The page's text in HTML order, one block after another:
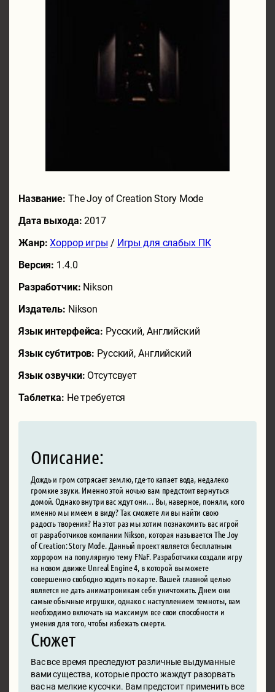
Название: The Joy of Creation Story Mode
Дата выхода:2017
Жанр: Хоррор игры / Игры для слабых ПК
Версия: 1.4.0
Разработчик: Nikson
Издатель: Nikson
Язык интерфейса: Русский, Английский
Язык субтитров: Русский, Английский
Язык озвучки: Отсутсвует
Таблетка: Не требуется
Описание:
Дождь и гром сотрясает землю, где-то капает вода, недалеко
громкие звуки. Именно этой ночью вам предстоит вернуться
домой. Однако внутри вас ждут они… Вы, наверное, поняли, кого
именно мы имеем в виду? Так сможете ли вы найти свою
радость творения? На этот раз мы хотим познакомить вас игрой
от разработчиков компании Nikson, которая называется The Joy
of Creation: Story Mode. Данный проект является бесплатным
хоррором на популярную тему FNaF. Разработчики создали игру
на новом движке Unreal Engine 4, в которой вы можете
совершенно свободно ходить по карте. Вашей главной целью
является не дать аниматроникам себя уничтожить. Днем они
самые обычные игрушки, однако с наступлением темноты, вам
необходимо включать на максимум все свои способности и
умения для того, чтобы избежать смерти.
Сюжет
Вас все время преследуют различные выдуманные
вами существа, которые просто жаждут разорвать
вас на мелкие кусочки. Вам предстоит применить все